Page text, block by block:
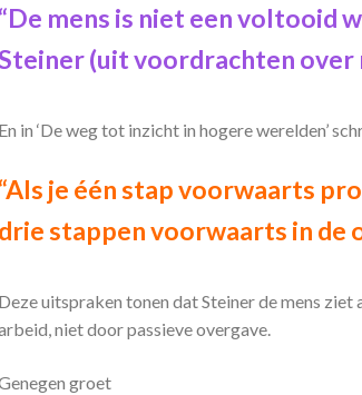
“De mens is niet een voltooid
(uit voordrachten over
En in ‘De weg tot inzicht in hogere werelden’
“Als je één stap voorwaarts
drie stappen voorwaarts in de
Deze uitspraken tonen dat Steiner de mens
niet door passieve overgave.
groet